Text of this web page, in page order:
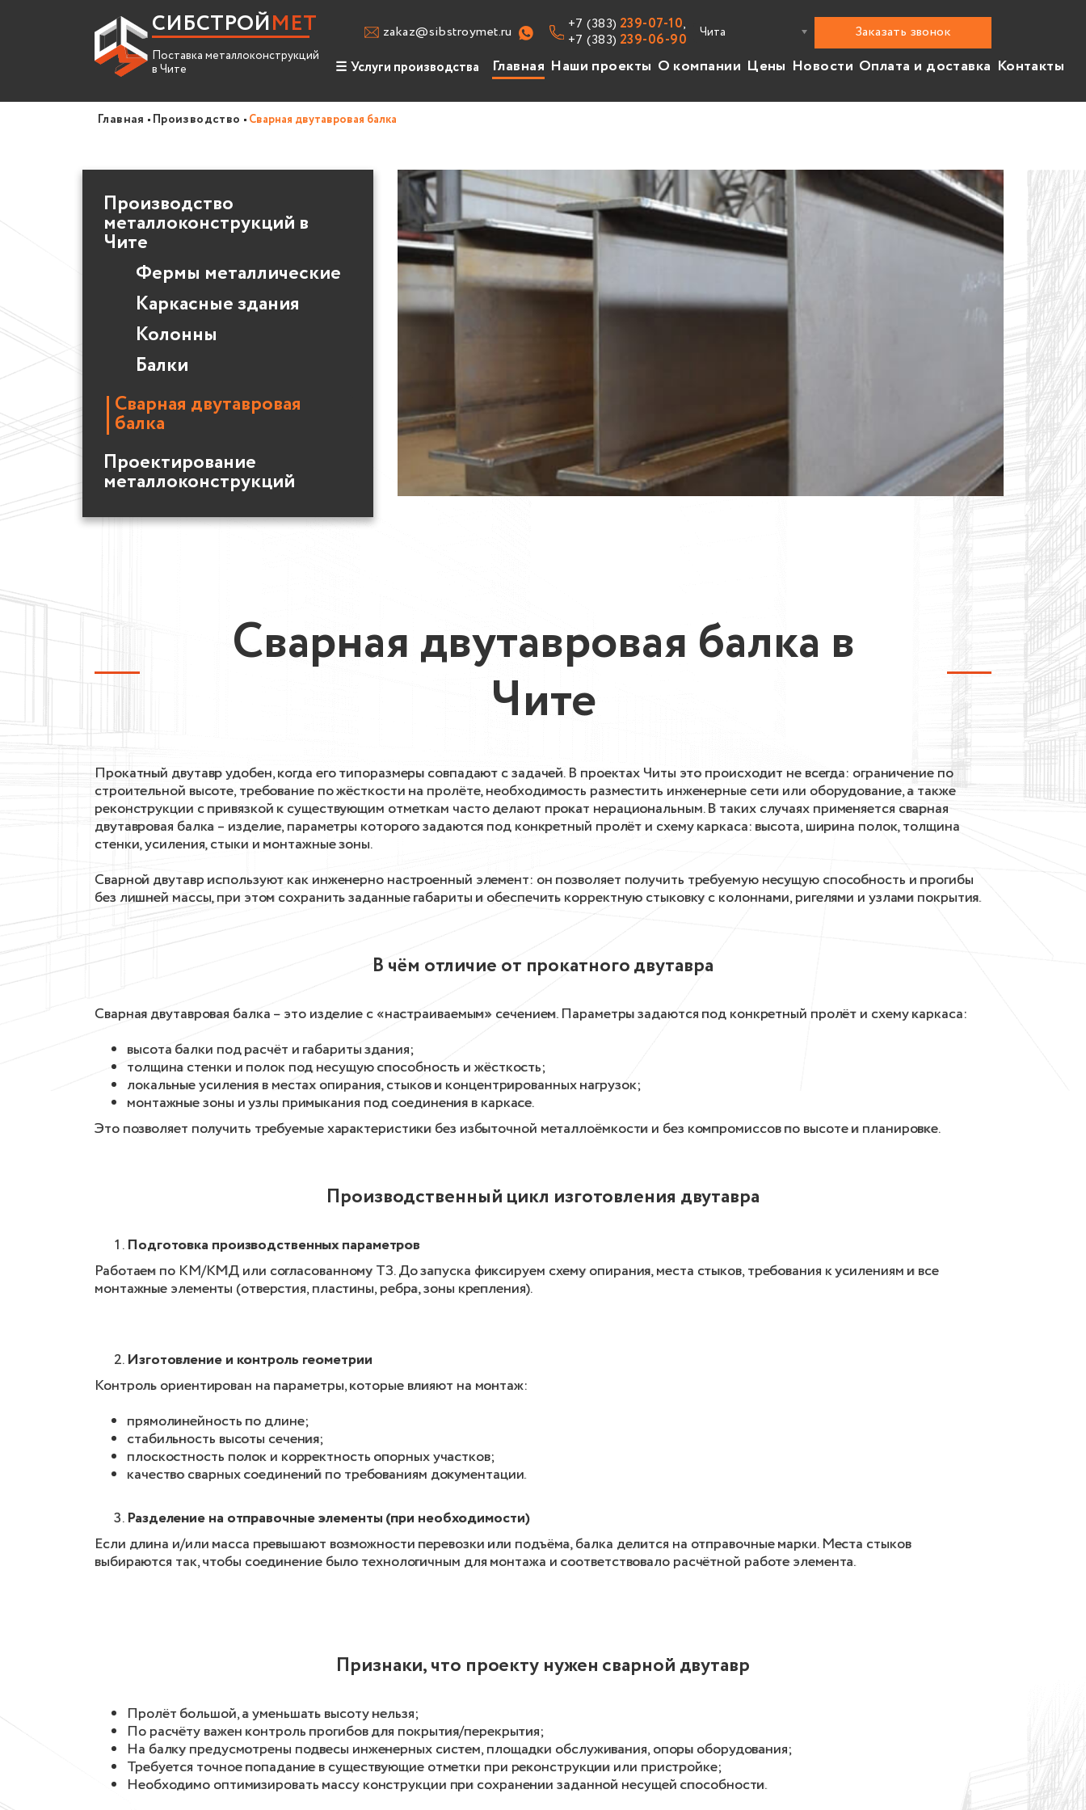
СИБСТРОЙМЕТ
Поставка металлоконструкций
в Чите
zakaz@sibstroymet.ru +7 (383) 239-07-10,
+7 (383) 239-06-90 Чита
Заказать звонок
☰ Услуги производства
Справочник
Главная Наши проекты О компании Цены Новости Оплата и доставка Контакты
Главная Производство Сварная двутавровая балка
Производство
металлоконструкций в
Чите
Фермы металлические
Каркасные здания
Колонны
Балки
Сварная двутавровая
балка
Проектирование
металлоконструкций
Сварная двутавровая балка в
Чите
Прокатный двутавр удобен, когда его типоразмеры совпадают с задачей. В проектах Читы это происходит не всегда: ограничение по
строительной высоте, требование по жёсткости на пролёте, необходимость разместить инженерные сети или оборудование, а также
реконструкции с привязкой к существующим отметкам часто делают прокат нерациональным. В таких случаях применяется сварная
двутавровая балка – изделие, параметры которого задаются под конкретный пролёт и схему каркаса: высота, ширина полок, толщина
стенки, усиления, стыки и монтажные зоны.
Сварной двутавр используют как инженерно настроенный элемент: он позволяет получить требуемую несущую способность и прогибы
без лишней массы, при этом сохранить заданные габариты и обеспечить корректную стыковку с колоннами, ригелями и узлами покрытия.
В чём отличие от прокатного двутавра
Сварная двутавровая балка – это изделие с «настраиваемым» сечением. Параметры задаются под конкретный пролёт и схему каркаса:
высота балки под расчёт и габариты здания;
толщина стенки и полок под несущую способность и жёсткость;
локальные усиления в местах опирания, стыков и концентрированных нагрузок;
монтажные зоны и узлы примыкания под соединения в каркасе.
Это позволяет получить требуемые характеристики без избыточной металлоёмкости и без компромиссов по высоте и планировке.
Производственный цикл изготовления двутавра
Подготовка производственных параметров
Работаем по КМ/КМД или согласованному ТЗ. До запуска фиксируем схему опирания, места стыков, требования к усилениям и все
монтажные элементы (отверстия, пластины, ребра, зоны крепления).
Изготовление и контроль геометрии
Контроль ориентирован на параметры, которые влияют на монтаж:
прямолинейность по длине;
стабильность высоты сечения;
плоскостность полок и корректность опорных участков;
качество сварных соединений по требованиям документации.
Разделение на отправочные элементы (при необходимости)
Если длина и/или масса превышают возможности перевозки или подъёма, балка делится на отправочные марки. Места стыков
выбираются так, чтобы соединение было технологичным для монтажа и соответствовало расчётной работе элемента.
Признаки, что проекту нужен сварной двутавр
Пролёт большой, а уменьшать высоту нельзя;
По расчёту важен контроль прогибов для покрытия/перекрытия;
На балку предусмотрены подвесы инженерных систем, площадки обслуживания, опоры оборудования;
Требуется точное попадание в существующие отметки при реконструкции или пристройке;
Необходимо оптимизировать массу конструкции при сохранении заданной несущей способности.